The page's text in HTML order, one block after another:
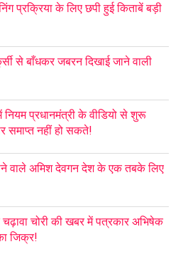
प्रक्रिया के लिए छपी हुई किताबें बड़ी
से बाँधकर जबरन दिखाई जाने वाली
प्रधानमंत्री के वीडियो से शुरू
समाप्त नहीं हो सकते!
वाले अमिश देवगन देश के एक तबके लिए
चोरी की खबर में पत्रकार अभिषेक
जिक्र!